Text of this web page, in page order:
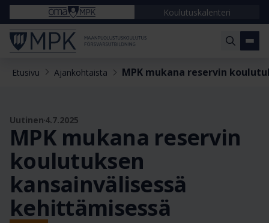
Koulutuskalenteri
Etusivu Ajankohtaista MPK mukana reservin
Uutinen 4.7.2025
MPK mukana reservin
koulutuksen
kansainvälisessä
kehittämisessä